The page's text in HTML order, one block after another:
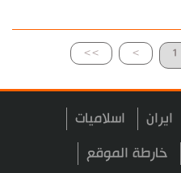
>> > 1
ايران اسلاميات
خارطة الموقع